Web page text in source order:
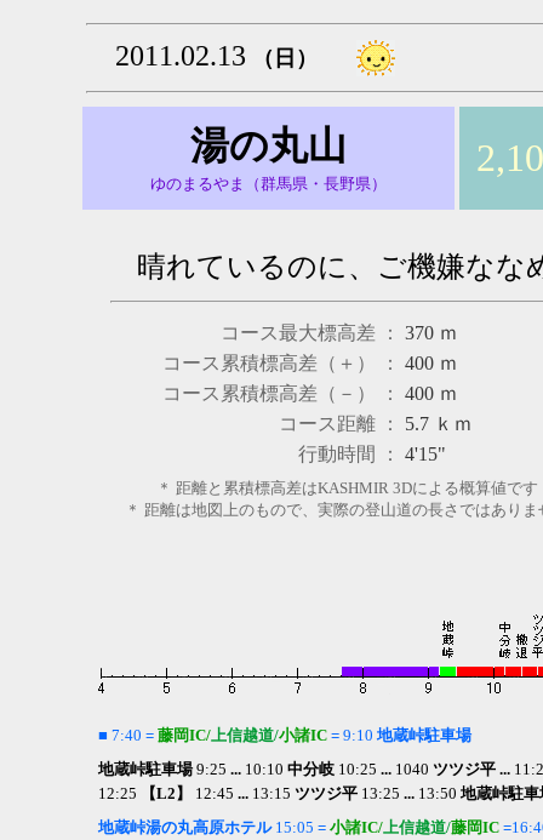
2011.02.13 （日）
湯の丸山
ゆのまるやま（群馬県・長野県）
晴れているのに、ご機嫌なな
コース最大標高差 ： 370 ｍ
コース累積標高差（＋） ：
400 ｍ
コース累積標高差（－） ：
400 ｍ
コース距離 ：
5.7 ｋｍ
行動時間 ：
4'15"
＊ 距離と累積標高差はKASHMIR 3Dによる概算値です
＊ 距離は地図上のもので、実際の登山道の長さではありま
■ 7:40 = 藤岡IC/上信越道/小諸IC = 9:10 地蔵峠駐車場
地蔵峠駐車場9:25 ... 10:10 中分岐 10:25 ... 1040 ツツジ平 ...
12:25
【L2】 12:45 ... 13:15 ツツジ平 13:25 ... 13:50 地蔵峠駐車
地蔵峠湯の丸高原ホテル15:05 = 小諸IC/上信越道/藤岡IC =